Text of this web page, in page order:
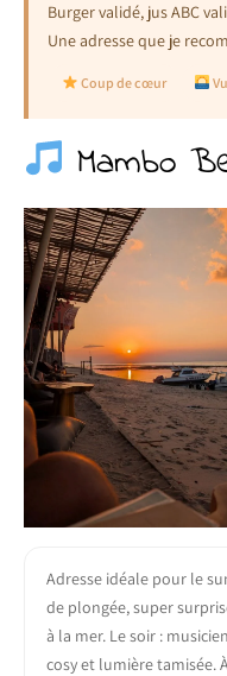
Burger validé, jus ABC
Une adresse que je
Coup de cœur
Mambo
Adresse idéale pour le
de plongée, super
à la mer. Le soir :
cosy et lumière tamisée.